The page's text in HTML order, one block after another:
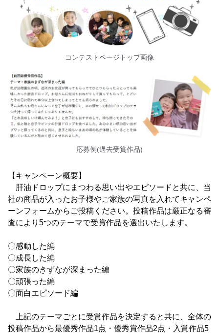
コンテストページトップ画像
応募例(過去受賞作品)
【キャンペーン概要】
肝油ドロップにまつわる思い出やエピソードと共に、当
社の商品が入ったお子様やご家族の写真を入れてキャンペ
ーンフォームからご投稿ください。投稿作品は厳正なる審
査により5つのテーマで受賞作品を選出いたします。
〇感動した編
〇成長した編
〇家族のきずなが深まった編
〇頑張った編
〇面白エピソード編
上記のテーマごとに受賞作品を決定すると共に、全体の
投稿作品から最優秀作品1点・優秀賞作品2点・入賞作品5